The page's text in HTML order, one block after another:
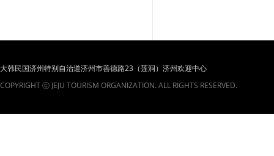
大韩民国济州特别自治道济州市善德路23（莲洞）济州欢迎中心
COPYRIGHT ⓒ JEJU TOURISM ORGANIZATION. ALL RIGHTS RESERVED.